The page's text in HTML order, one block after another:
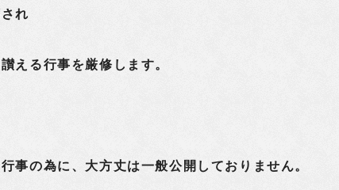
れ
える行事を厳修します。
事の為に、大方丈は一般公開しておりません。